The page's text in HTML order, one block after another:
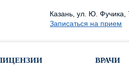
Казань, ул. Ю. Фучика,
Записаться на прием
ВРАЧИ